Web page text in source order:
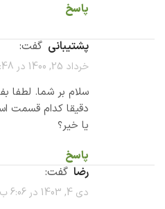
پاسخ
پشتیبانی گفت:
خرداد 25, 1400 در 1:48 ب.ظ
سلام بر شما. لطفا
دقیقا کدام قسمت
یا خیر؟
پاسخ
رضا گفت:
دی 4, 1403 در 6:06 ب.ظ